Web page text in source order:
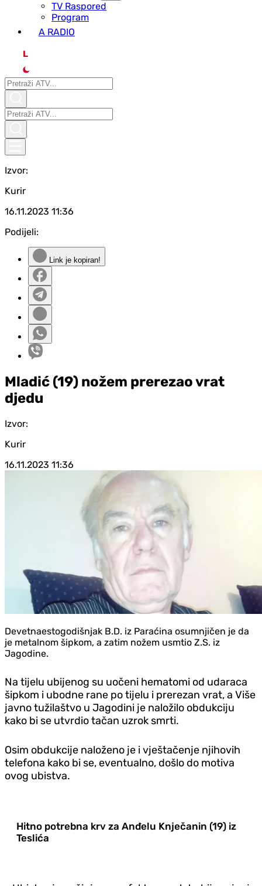
ТV Raspored
Program
A RADIO
L
Izvor:
Kurir
16.11.2023 11:36
Podijeli:
Link je kopiran!
Mladić (19) nožem prerezao vrat
djedu
Izvor:
Kurir
16.11.2023 11:36
Devetnaestogodišnjak B.D. iz Paraćina osumnjičen je da
je metalnom šipkom, a zatim nožem usmtio Z.S. iz
Jagodine.
Na tijelu ubijenog su uočeni hematomi od udaraca
šipkom i ubodne rane po tijelu i prerezan vrat, a Više
javno tužilaštvo u Jagodini je naložilo obdukciju
kako bi se utvrdio tačan uzrok smrti.
Osim obdukcije naloženo je i vještačenje njihovih
telefona kako bi se, eventualno, došlo do motiva
ovog ubistva.
Hitno potrebna krv za Anđelu Knječanin (19) iz
Teslića